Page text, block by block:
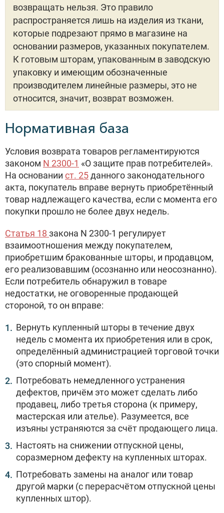
возвращать нельзя. Это правило
распространяется лишь на изделия из ткани,
которые подрезают прямо в магазине на
основании размеров, указанных покупателем.
К готовым шторам, упакованным в заводскую
упаковку и имеющим обозначенные
производителем линейные размеры, это не
относится, значит, возврат возможен.
Нормативная база
Условия возврата товаров регламентируются
законом N 2300-1 «О защите прав потребителей».
На основании ст. 25данного законодательного
акта, покупатель вправе вернуть приобретённый
товар надлежащего качества, если с момента его
покупки прошло не более двух недель.
Статья 18 закона N 2300-1 регулирует
взаимоотношения между покупателем,
приобретшим бракованные шторы, и продавцом,
его реализовавшим (осознанно или неосознанно).
Если потребитель обнаружил в товаре
недостатки, не оговоренные продающей
стороной, то он вправе:
Вернуть купленный шторы в течение двух
недель с момента их приобретения или в срок,
определённый администрацией торговой точки
(это спорный момент).
Потребовать немедленного устранения
дефектов, причём это может сделать либо
продавец, либо третья сторона (к примеру,
мастерская или ателье). Разумеется, все
изъяны устраняются за счёт продающего лица.
Настоять на снижении отпускной цены,
соразмерном дефекту на купленных шторах.
Потребовать замены на аналог или товар
другой марки (с перерасчётом отпускной цены
купленных штор).